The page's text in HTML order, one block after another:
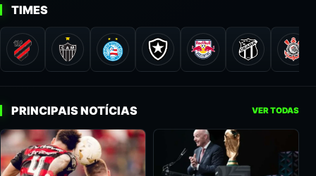
TIMES
PRINCIPAIS NOTÍCIAS VER TODAS